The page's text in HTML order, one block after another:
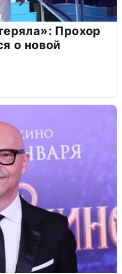
Прохор
о новой